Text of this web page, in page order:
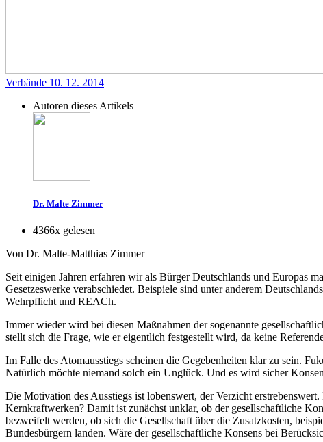
Verbände 10. 12. 2014
Autoren dieses Artikels
Dr. Malte Zimmer
4366x gelesen
Von Dr. Malte-Matthias Zimmer
Seit einigen Jahren erfahren wir als Bürger­ Deutschlands und Europas
Gesetzeswerke verabschiedet. Beispiele sind unter anderem
Wehrpflicht und REACh.
Immer wieder wird bei diesen Maßnahmen der sogenannte
stellt sich die Frage, wie er eigentlich festgestellt wird, da keine
Im Falle des Atomausstiegs scheinen die Gegebenheiten klar zu sein.
Natürlich möchte niemand solch ein Unglück. Und es wird sicher
Die Motivation des Ausstiegs ist lobenswert, der Verzicht
Kernkraftwerken? Damit ist zunächst unklar, ob der gesellschaftliche
bezweifelt werden, ob sich die Gesellschaft über die Zusatzkosten,
Bundesbürgern landen. Wäre der gesellschaftliche Konsens bei